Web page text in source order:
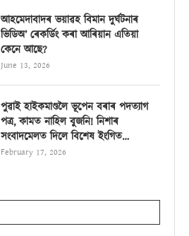
আহমেদাবাদৰ ভয়াৱহ বিমান দুৰ্ঘটনাৰ
ভিডিঅ’ ৰেকৰ্ডিং কৰা আৰিয়ান এতিয়া
কেনে আছে?
June 13, 2026
পুৱাই হাইকমাণ্ডলৈ ভূপেন বৰাৰ পদত্যাগ
পত্ৰ, কামত নাহিল বুজনি! নিশাৰ
সংবাদমেলত দিলে বিশেষ ইংগিত…
February 17, 2026